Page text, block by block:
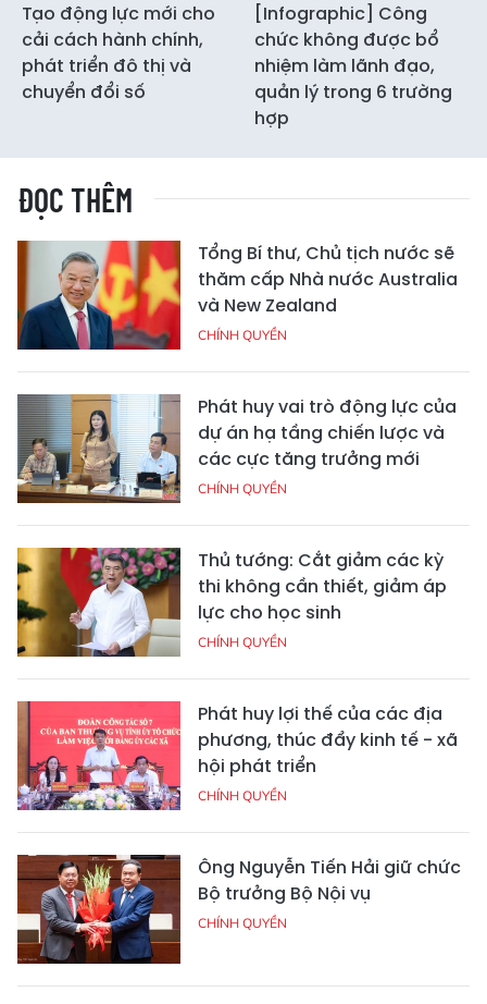
Tạo động lực mới cho
cải cách hành chính,
phát triển đô thị và
chuyển đổi số
[Infographic] Công
chức không được bổ
nhiệm làm lãnh đạo,
quản lý trong 6 trường
hợp
ĐỌC THÊM
Tổng Bí thư, Chủ tịch nước sẽ
thăm cấp Nhà nước Australia
và New Zealand
CHÍNH QUYỀN
Phát huy vai trò động lực của
dự án hạ tầng chiến lược và
các cực tăng trưởng mới
CHÍNH QUYỀN
Thủ tướng: Cắt giảm các kỳ
thi không cần thiết, giảm áp
lực cho học sinh
CHÍNH QUYỀN
Phát huy lợi thế của các địa
phương, thúc đẩy kinh tế - xã
hội phát triển
CHÍNH QUYỀN
Ông Nguyễn Tiến Hải giữ chức
Bộ trưởng Bộ Nội vụ
CHÍNH QUYỀN